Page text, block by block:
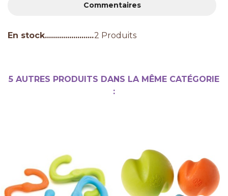
Commentaires
En stock 2 Produits
5 AUTRES PRODUITS DANS LA MÊME CATÉGORIE
: